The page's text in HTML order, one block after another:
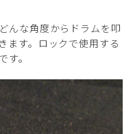
んな角度からドラムを叩
ます。ロックで使用する
。